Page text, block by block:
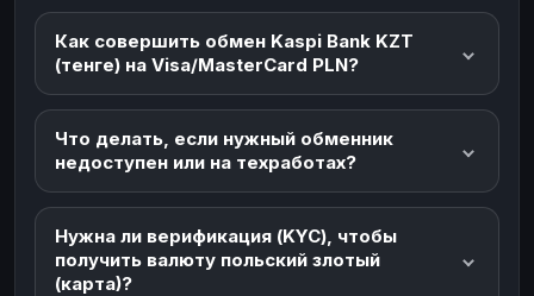
Как совершить обмен Kaspi Bank KZT
(тенге) на Visa/MasterCard PLN?
Что делать, если нужный обменник
недоступен или на техработах?
Нужна ли верификация (KYC), чтобы
получить валюту польский злотый
(карта)?